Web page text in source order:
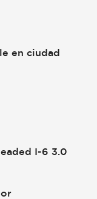
en ciudad
I-6 3.0